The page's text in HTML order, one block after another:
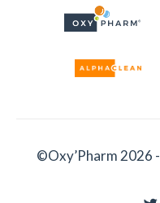
©Oxy’Pharm 2026 -